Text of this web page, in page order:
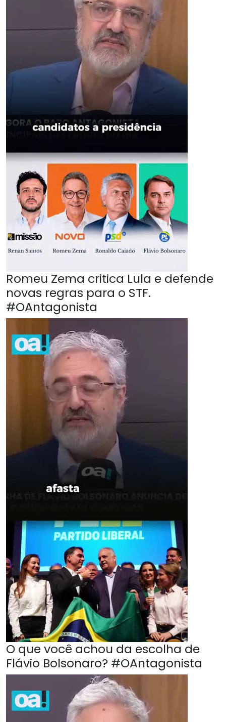
Romeu Zema critica Lula e defende
novas regras para o STF.
#OAntagonista
O que você achou da escolha de
Flávio Bolsonaro? #OAntagonista